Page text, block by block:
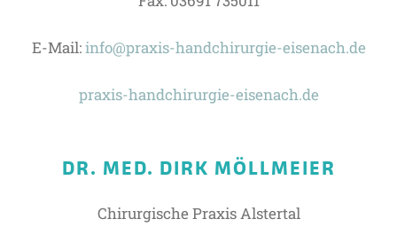
E-Mail:info@praxis-handchirurgie-eisenach.de
praxis-handchirurgie-eisenach.de
DR. MED. DIRK MÖLLMEIER
Chirurgische Praxis Alstertal